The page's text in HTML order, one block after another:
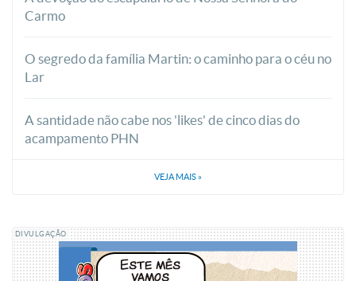
Carmo
O segredo da família Martin: o caminho para o céu no
Lar
A santidade não cabe nos 'likes' de cinco dias do
acampamento PHN
VEJA MAIS »
DIVULGAÇÃO